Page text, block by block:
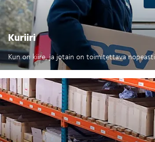
Kuriiri
Kun on kiire, ja jotain on toimitettava nopeasti